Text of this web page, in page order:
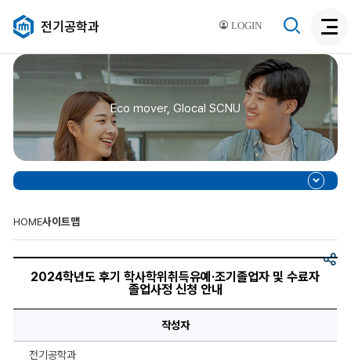
LOGIN
전기공학과
색
활
성
색
Eco mover, Glocal SCNU
HOME사이트맵
공
후
사
2024학년도 후기 학사학위취득유예·조기졸업자 및 수료자
졸업사정 신청 안내
작성자
전기공학과